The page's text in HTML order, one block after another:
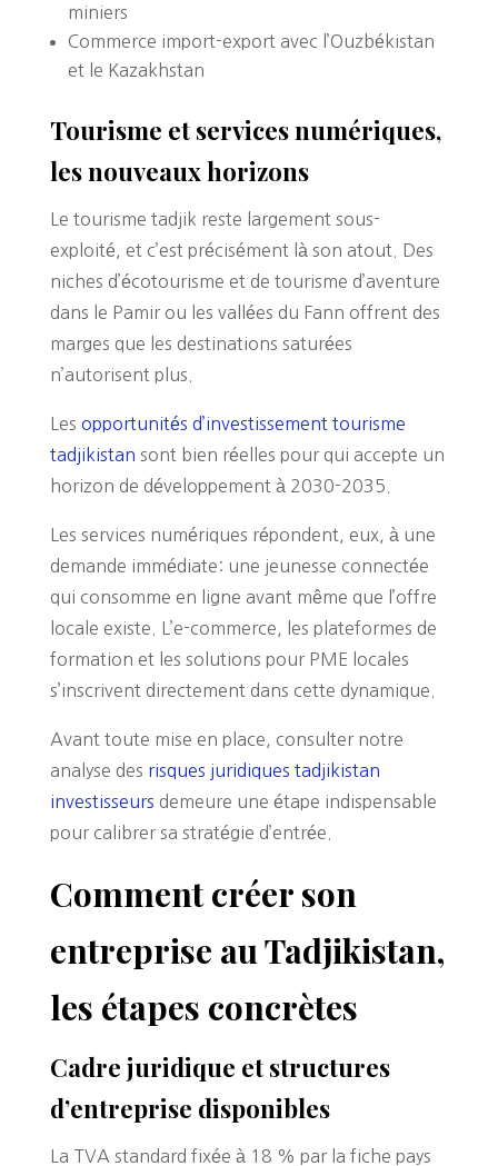
miniers
Commerce import-export avec l’Ouzbékistan
et le Kazakhstan
Tourisme et services numériques,
les nouveaux horizons
Le tourisme tadjik reste largement sous-
exploité, et c’est précisément là son atout. Des
niches d’écotourisme et de tourisme d’aventure
dans le Pamir ou les vallées du Fann offrent des
marges que les destinations saturées
n’autorisent plus.
Les opportunités d’investissement tourisme
tadjikistan sont bien réelles pour qui accepte un
horizon de développement à 2030-2035.
Les services numériques répondent, eux, à une
demande immédiate: une jeunesse connectée
qui consomme en ligne avant même que l’offre
locale existe. L’e-commerce, les plateformes de
formation et les solutions pour PME locales
s’inscrivent directement dans cette dynamique.
Avant toute mise en place, consulter notre
analyse des risques juridiques tadjikistan
investisseurs demeure une étape indispensable
pour calibrer sa stratégie d’entrée.
Comment créer son
entreprise au Tadjikistan,
les étapes concrètes
Cadre juridique et structures
d’entreprise disponibles
La TVA standard fixée à 18 % par la fiche pays